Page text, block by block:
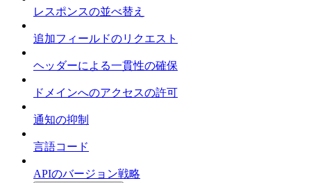
レスポンスの並べ替え
追加フィールドのリクエスト
ヘッダーによる一貫性の確保
ドメインへのアクセスの許可
通知の抑制
言語コード
APIのバージョン戦略